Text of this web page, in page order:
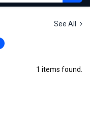
See All
1 items found.